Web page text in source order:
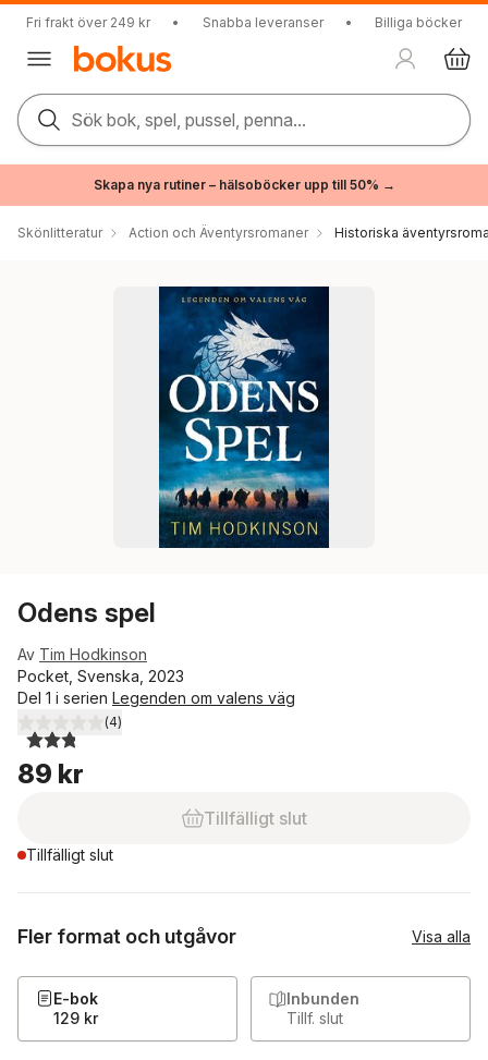
Fri frakt över 249 kr • Snabba leveranser • Billiga böcker
Sök bok, spel, pussel, penna...
Skapa nya rutiner – hälsoböcker upp till 50% →
Skönlitteratur Action och Äventyrsromaner Historiska
Odens spel
Av Tim Hodkinson
Pocket, Svenska, 2023
Del 1 i serien Legenden om valens väg
2,8utav 5 stjärnor. Totalt antal röster:
(4)
89 kr
Tillfälligt slut
Tillfälligt slut
Fler format och utgåvor Visa alla
E-bok
129 kr
Inbunden
Tillf. slut